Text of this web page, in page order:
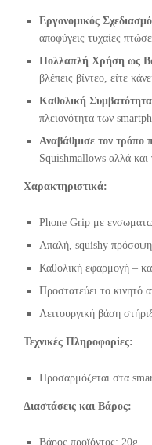
Εργονομικός
αποφύγεις τυχαίες
Πολλαπλή Χρήση ως
βλέπεις βίντεο, είτε
Καθολική
πλειονότητα των
Αναβάθμισε τον τρόπο
Squishmallows αλλά και
Χαρακτηριστικά:
Phone Grip με
Απαλή, squishy πρόσοψη
Καθολική εφαρμογή –
Προστατεύει το κινητό
Λειτουργική βάση
Τεχνικές Πληροφορίες:
Προσαρμόζεται στα
Διαστάσεις και Βάρος:
Βάρος προϊόντος: 20g